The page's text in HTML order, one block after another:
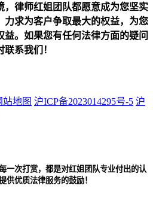
，律师红姐团队都愿意成为您坚实
力求为客户争取最大的权益，为您
。如果您有任何法律方面的疑问
系我们！
站地图 沪ICP备2023014295号-5 沪
一次打赏，都是对红姐团队专业付出的认
供优质法律服务的鼓励！